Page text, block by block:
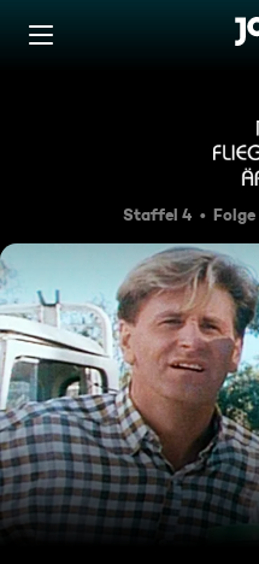
Zum Inhalt springen
Staffel 4 Folge